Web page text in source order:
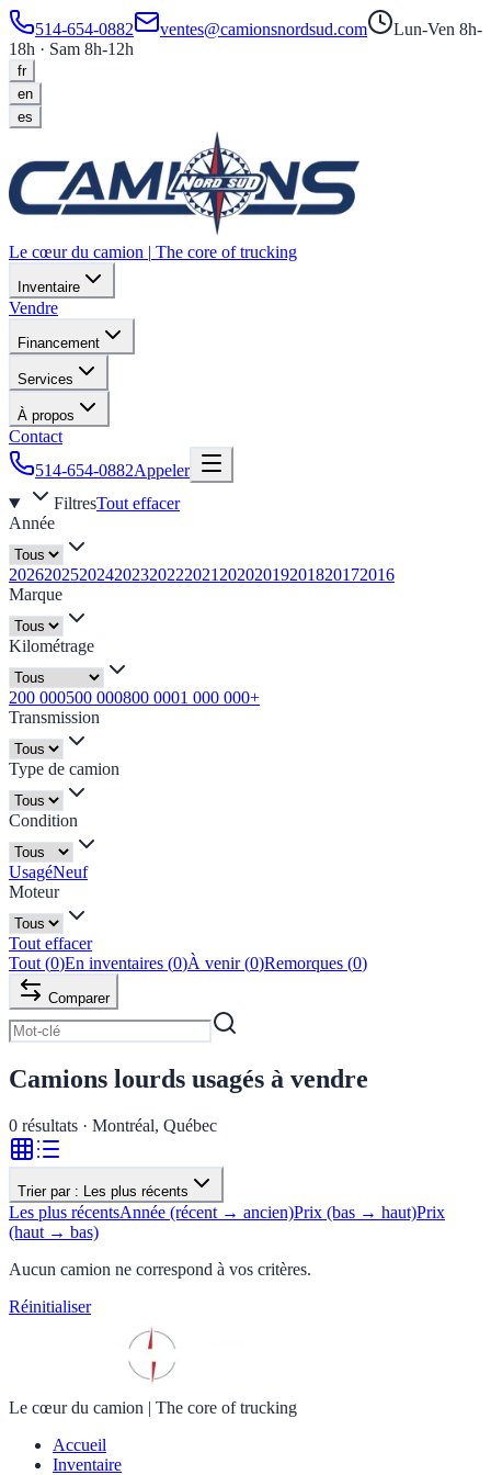
514-654-0882 ventes@camionsnordsud.com
Lun-Ven 8h-
18h · Sam 8h-12h
fr
en
es
Le cœur du camion | The core of trucking
Inventaire
Vendre
Financement
Services
À propos
Contact
514-654-0882Appeler
FiltresTout effacer
Année
202620252024202320222021 20202019201820172016
Marque
Kilométrage
200 000500 000800 0001 000 000+
Transmission
Type de camion
Condition
UsagéNeuf
Moteur
Tout effacer
Tout (0)En inventaires (0)À venir (0)Remorques (0)
Comparer
Camions lourds usagés à vendre
0 résultats · Montréal, Québec
Trier par : Les plus récents
Les plus récentsAnnée (récent → ancien)Prix (bas → haut)Prix
(haut → bas)
Aucun camion ne correspond à vos critères.
Réinitialiser
Le cœur du camion | The core of trucking
Accueil
Inventaire